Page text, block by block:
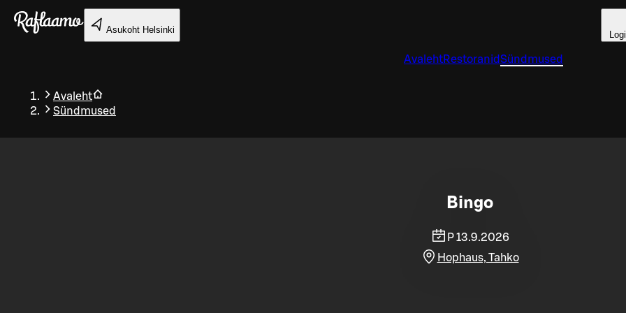
Liigu peamise sisu juurde
Asukoht Helsinki
AvalehtRestoranidSündmused
Avaleht
Sündmused
Tagasi
Bingo
P 13.9.2026
Hophaus, Tahko